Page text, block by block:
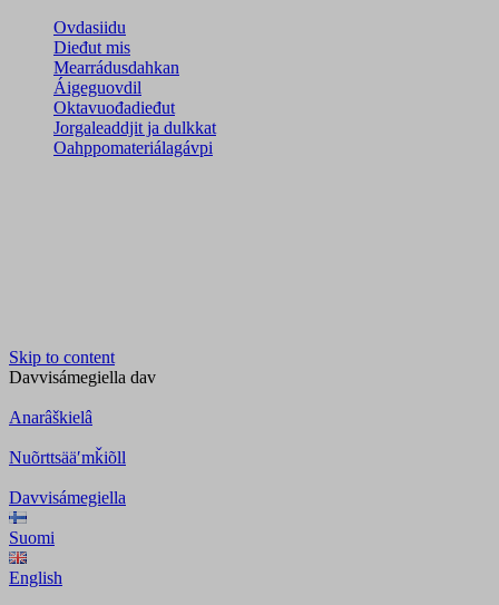
Ovdasiidu
Dieđut mis
Mearrádusdahkan
Áigeguovdil
Oktavuođadieđut
Jorgaleaddjit ja dulkkat
Oahppomateriálagávpi
Skip to content
Davvisámegiella dav
Anarâškielâ
Nuõrttsääʹmǩiõll
Davvisámegiella
Suomi
English